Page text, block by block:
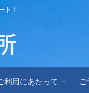
ト！
利用にあたって